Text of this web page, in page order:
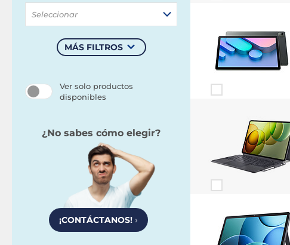
Seleccionar
MÁS FILTROS
Ver solo productos
disponibles
¿No sabes cómo elegir?
¡CONTÁCTANOS! ›